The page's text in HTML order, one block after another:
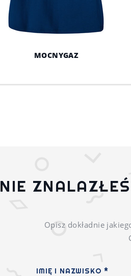
MOCNYGAZ
NIE
Opisz dokładnie
IMIĘ I NAZWISKO *